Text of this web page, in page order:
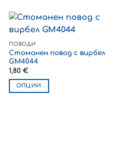
ПОВОДИ
Стоманен повод с вирбел
GM4044
1,80 €
ОПЦИИ